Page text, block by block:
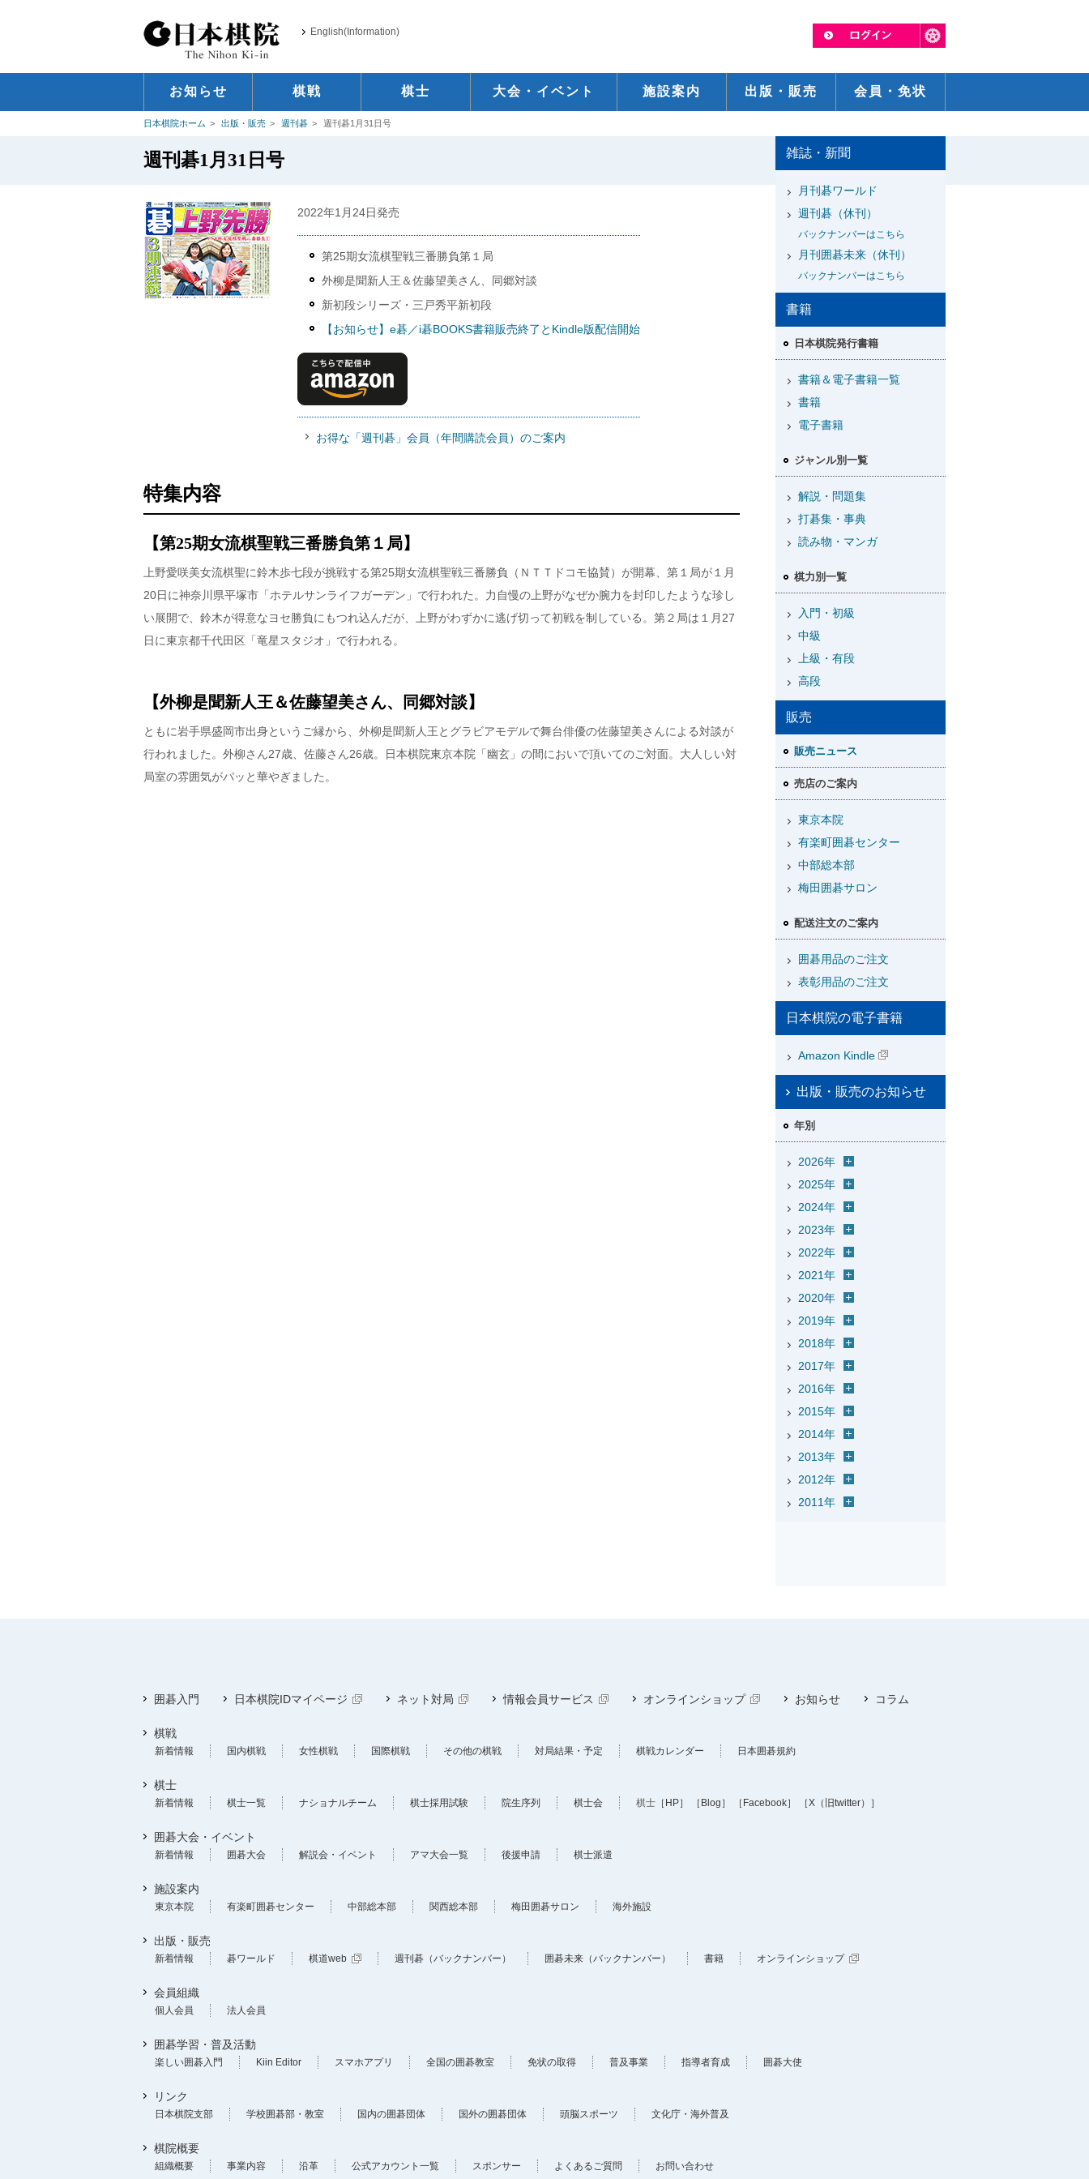
English(Information)
お知らせ 棋戦 棋士 大会・イベント 施設案内 出版・販売 会員・免状
日本棋院ホーム 出版・販売 週刊碁 週刊碁1月31日号
週刊碁1月31日号
2022年1月24日発売
第25期女流棋聖戦三番勝負第１局
外柳是聞新人王＆佐藤望美さん、同郷対談
新初段シリーズ・三戸秀平新初段
【お知らせ】e碁／i碁BOOKS書籍販売終了とKindle版配信開始
お得な「週刊碁」会員（年間購読会員）のご案内
特集内容
【第25期女流棋聖戦三番勝負第１局】
上野愛咲美女流棋聖に鈴木歩七段が挑戦する第25期女流棋聖戦三番勝負（ＮＴＴドコモ協賛）が開幕、第１局が１月
20日に神奈川県平塚市「ホテルサンライフガーデン」で行われた。力自慢の上野がなぜか腕力を封印したような珍し
い展開で、鈴木が得意なヨセ勝負にもつれ込んだが、上野がわずかに逃げ切って初戦を制している。第２局は１月27
日に東京都千代田区「竜星スタジオ」で行われる。
【外柳是聞新人王＆佐藤望美さん、同郷対談】
ともに岩手県盛岡市出身というご縁から、外柳是聞新人王とグラビアモデルで舞台俳優の佐藤望美さんによる対談が
行われました。外柳さん27歳、佐藤さん26歳。日本棋院東京本院「幽玄」の間においで頂いてのご対面。大人しい対
局室の雰囲気がパッと華やぎました。
雑誌・新聞
月刊碁ワールド
週刊碁（休刊）
バックナンバーはこちら
月刊囲碁未来（休刊）
バックナンバーはこちら
書籍
日本棋院発行書籍
書籍＆電子書籍一覧
書籍
電子書籍
ジャンル別一覧
解説・問題集
打碁集・事典
読み物・マンガ
棋力別一覧
入門・初級
中級
上級・有段
高段
販売
販売ニュース
売店のご案内
東京本院
有楽町囲碁センター
中部総本部
梅田囲碁サロン
配送注文のご案内
囲碁用品のご注文
表彰用品のご注文
日本棋院の電子書籍
Amazon Kindle
出版・販売のお知らせ
年別
2026年
2025年
2024年
2023年
2022年
2021年
2020年
2019年
2018年
2017年
2016年
2015年
2014年
2013年
2012年
2011年
囲碁入門 日本棋院IDマイページ ネット対局 情報会員サービス オンラインショップ お知らせ コラム
棋戦
新着情報 国内棋戦 女性棋戦 国際棋戦 その他の棋戦 対局結果・予定 棋戦カレンダー 日本囲碁規約
棋士
新着情報 棋士一覧 ナショナルチーム 棋士採用試験 院生序列 棋士会 棋士 ［HP］ ［Blog］ ［Facebook］ ［X（旧twitter）］
囲碁大会・イベント
新着情報 囲碁大会 解説会・イベント アマ大会一覧 後援申請 棋士派遣
施設案内
東京本院 有楽町囲碁センター 中部総本部 関西総本部 梅田囲碁サロン 海外施設
出版・販売
新着情報 碁ワールド 棋道web 週刊碁（バックナンバー） 囲碁未来（バックナンバー） 書籍 オンラインショップ
会員組織
個人会員 法人会員
囲碁学習・普及活動
楽しい囲碁入門 Kiin Editor スマホアプリ 全国の囲碁教室 免状の取得 普及事業 指導者育成 囲碁大使
リンク
日本棋院支部 学校囲碁部・教室 国内の囲碁団体 国外の囲碁団体 頭脳スポーツ 文化庁・海外普及
棋院概要
組織概要 事業内容 沿革 公式アカウント一覧 スポンサー よくあるご質問 お問い合わせ